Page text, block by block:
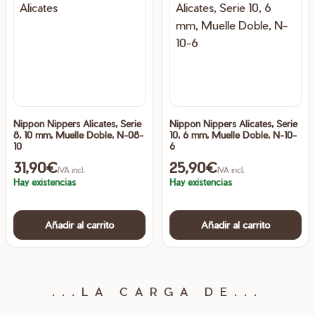
Nippon Nippers Alicates, Serie
8, 10 mm, Muelle Doble, N-08-
10
31,90€IVA incl.
Hay existencias
Añadir al carrito
Nippon Nippers Alicates, Serie
10, 6 mm, Muelle Doble, N-10-
6
25,90€IVA incl.
Hay existencias
Añadir al carrito
LA CARGA DE